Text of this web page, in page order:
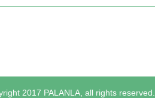
2017 PALANLA, all rights reserved.